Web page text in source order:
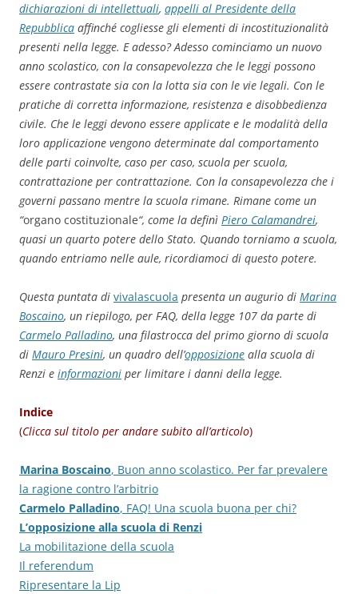
dichiarazioni di intellettuali, appelli al Presidente della
Repubblica affinché cogliesse gli elementi di incostituzionalità
presenti nella legge. E adesso? Adesso cominciamo un nuovo
anno scolastico, con la consapevolezza che le leggi possono
essere contrastate sia con la lotta sia con le vie legali. Con le
pratiche di corretta informazione, resistenza e disobbedienza
civile. Che le leggi devono essere applicate e le modalità della
loro applicazione vengono determinate dal comportamento
delle parti coinvolte, caso per caso, scuola per scuola,
contrattazione per contrattazione. Con la consapevolezza che i
governi passano mentre la scuola rimane. Rimane come un
“organo costituzionale“, come la definì Piero Calamandrei,
quasi un quarto potere dello Stato. Quando torniamo a scuola,
quando entriamo nelle aule, ricordiamoci di questo potere.
Questa puntata di vivalascuola presenta un augurio di Marina
Boscaino, un riepilogo, per FAQ, della legge 107 da parte di
Carmelo Palladino, una filastrocca del primo giorno di scuola
di Mauro Presini, un quadro dell’opposizione alla scuola di
Renzi e informazioni per limitare i danni della legge.
Indice
(Clicca sul titolo per andare subito all’articolo)
Marina Boscaino, Buon anno scolastico. Per far prevalere
la ragione contro l’arbitrio
Carmelo Palladino, FAQ! Una scuola buona per chi?
L’opposizione alla scuola di Renzi
La mobilitazione della scuola
Il referendum
Ripresentare la Lip